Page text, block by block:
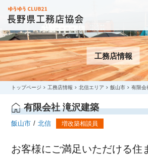
工務店情報
トップページ 工務店情報 北信エリア 飯山市 有限会
有限会社 滝沢建築
飯山市 北信 増改築相談員
お客様にご満足いただける住